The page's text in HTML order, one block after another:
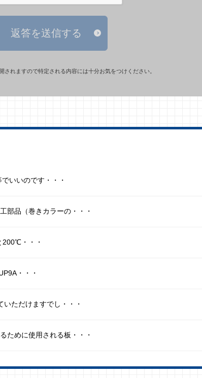
返答を送信する
れますので特定される内容には十分お気をつけください。
いいのです・・・
部品（巻きカラーの・・・
200℃・・・
・・・
ただけますでし・・・
ために使用される板・・・